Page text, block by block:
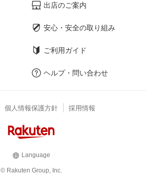
出店のご案内
安心・安全の取り組み
ご利用ガイド
ヘルプ・問い合わせ
個人情報保護方針 採用情報
Language
© Rakuten Group, Inc.